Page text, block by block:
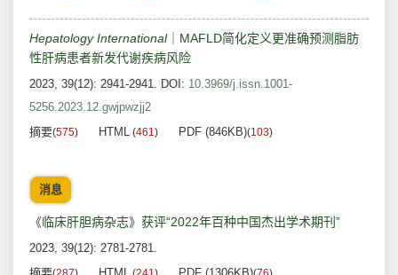
Hepatology International｜MAFLD简化定义更准确预测脂肪
性肝病患者新发代谢疾病风险
2023, 39(12): 2941-2941. DOI: 10.3969/j.issn.1001-
5256.2023.12.gwjpwzjj2
摘要(575) HTML (461) PDF (846KB)(103)
消息
《临床肝胆病杂志》获评“2022年百种中国杰出学术期刊”
2023, 39(12): 2781-2781.